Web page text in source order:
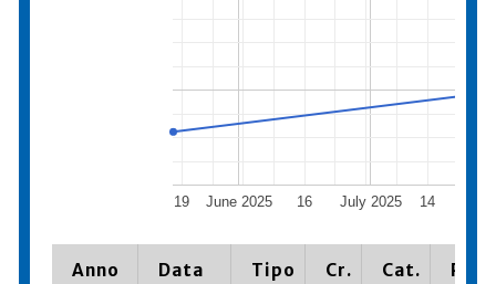
June 2025 July 2025
19 16 14
Anno Data Tipo Cr. Cat.